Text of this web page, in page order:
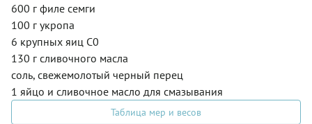
600 г филе семги
100 г укропа
6 крупных яиц С0
130 г сливочного масла
соль, свежемолотый черный перец
1 яйцо и сливочное масло для смазывания
Таблица мер и весов